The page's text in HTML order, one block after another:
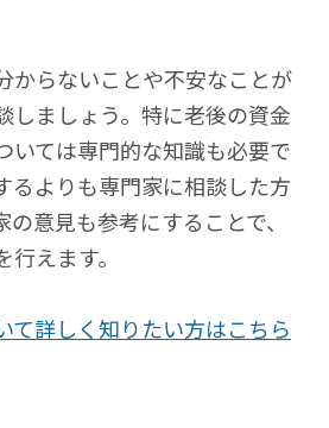
からないことや不安なことが
しましょう。特に老後の資金
いては専門的な知識も必要で
るよりも専門家に相談した方
意見も参考にすることで、
えます。
て詳しく知りたい方はこちら